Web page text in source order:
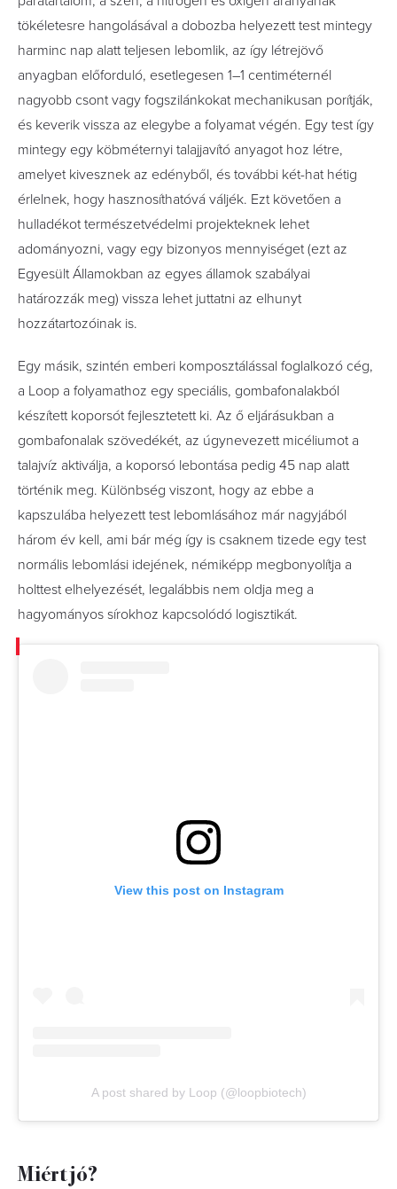
tökéletesre hangolásával a dobozba helyezett test mintegy
harminc nap alatt teljesen lebomlik, az így létrejövő
anyagban előforduló, esetlegesen 1–1 centiméternél
nagyobb csont vagy fogszilánkokat mechanikusan porítják,
és keverik vissza az elegybe a folyamat végén. Egy test így
mintegy egy köbméternyi talajjavító anyagot hoz létre,
amelyet kivesznek az edényből, és további két-hat hétig
érlelnek, hogy hasznosíthatóvá váljék. Ezt követően a
hulladékot természetvédelmi projekteknek lehet
adományozni, vagy egy bizonyos mennyiséget (ezt az
Egyesült Államokban az egyes államok szabályai
határozzák meg) vissza lehet juttatni az elhunyt
hozzátartozóinak is.
Egy másik, szintén emberi komposztálással foglalkozó cég,
a Loop a folyamathoz egy speciális, gombafonalakból
készített koporsót fejlesztetett ki. Az ő eljárásukban a
gombafonalak szövedékét, az úgynevezett micéliumot a
talajvíz aktiválja, a koporsó lebontása pedig 45 nap alatt
történik meg. Különbség viszont, hogy az ebbe a
kapszulába helyezett test lebomlásához már nagyjából
három év kell, ami bár még így is csaknem tizede egy test
normális lebomlási idejének, némiképp megbonyolítja a
holttest elhelyezését, legalábbis nem oldja meg a
hagyományos sírokhoz kapcsolódó logisztikát.
View this post on Instagram
A post shared by Loop (@loopbiotech)
Miért jó?